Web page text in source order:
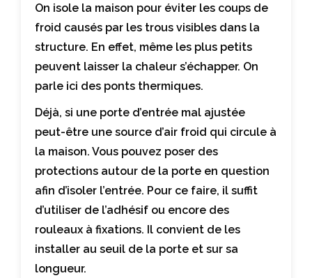
On isole la maison pour éviter les coups de
froid causés par les trous visibles dans la
structure. En effet, même les plus petits
peuvent laisser la chaleur s’échapper. On
parle ici des ponts thermiques.
Déjà, si une porte d’entrée mal ajustée
peut-être une source d’air froid qui circule à
la maison. Vous pouvez poser des
protections autour de la porte en question
afin d’isoler l’entrée. Pour ce faire, il suffit
d’utiliser de l’adhésif ou encore des
rouleaux à fixations. Il convient de les
installer au seuil de la porte et sur sa
longueur.